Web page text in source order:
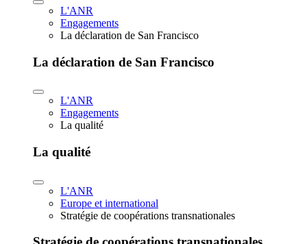
L'ANR
Engagements
La déclaration de San Francisco
La déclaration de San Francisco
L'ANR
Engagements
La qualité
La qualité
L'ANR
Europe et international
Stratégie de coopérations transnationales